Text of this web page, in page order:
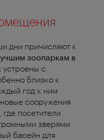
дни причисляют к
зоопаркам в
устроены с
близко к
год к ним
сооружения
посетители
зверями
басейн для